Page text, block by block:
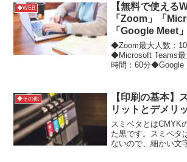
◆WEB
【無料で使える
「Zoom」「
「Google Meet
較。1番のオスス
◆Zoom最大人数：
◆Microsoft Teams最
時間：60分◆Google
最大時...
◆その他
【印刷の基本】
リットとデメリ
スミベタとはCMYK
た黒です。スミベタ
ないので、細かい文